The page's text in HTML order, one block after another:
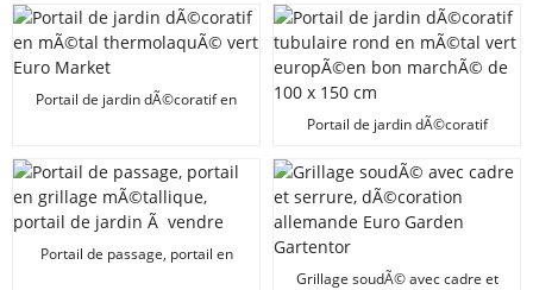
en treillis mÃ©tallique tubulaire
rond 150 x 100 cm,
Allemagne/France
Portail de jardin dÃ©coratif en
Portail de jardin dÃ©coratif
europÃ©en bon marchÃ© de 100
x 150 cm
Portail de passage, portail en
Grillage soudÃ© avec cadre et